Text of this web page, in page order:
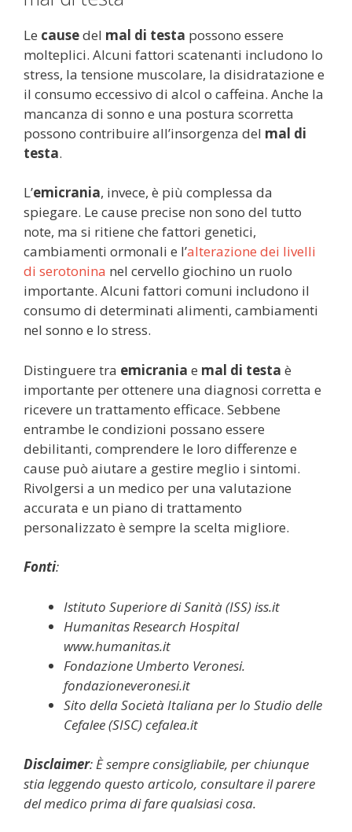
Le causedel mal di testa possono essere
molteplici. Alcuni fattori scatenanti includono lo
stress, la tensione muscolare, la disidratazione e
il consumo eccessivo di alcol o caffeina. Anche la
mancanza di sonno e una postura scorretta
possono contribuire all’insorgenza del mal di
testa.
L’emicrania, invece, è più complessa da
spiegare. Le cause precise non sono del tutto
note, ma si ritiene che fattori genetici,
cambiamenti ormonali e l’alterazione dei livelli
di serotonina nel cervello giochino un ruolo
importante. Alcuni fattori comuni includono il
consumo di determinati alimenti, cambiamenti
nel sonno e lo stress.
Distinguere tra emicrania e mal di testa è
importante per ottenere una diagnosi corretta e
ricevere un trattamento efficace. Sebbene
entrambe le condizioni possano essere
debilitanti, comprendere le loro differenze e
cause può aiutare a gestire meglio i sintomi.
Rivolgersi a un medico per una valutazione
accurata e un piano di trattamento
personalizzato è sempre la scelta migliore.
Fonti:
Istituto Superiore di Sanità (ISS)iss.it
Humanitas Research Hospital
www.humanitas.it
Fondazione Umberto Veronesi.
fondazioneveronesi.it
Sito della Società Italiana per lo Studio delle
Cefalee (SISC)cefalea.it
Disclaimer:È sempre consigliabile, per chiunque
stia leggendo questo articolo, consultare il parere
del medico prima di fare qualsiasi cosa.